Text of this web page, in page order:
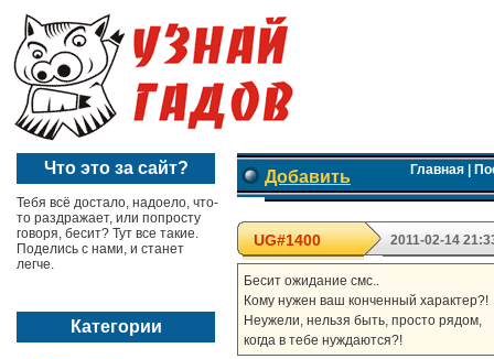
Что это за сайт?
Тебя всё достало, надоело, что-
то раздражает, или попросту
говоря, бесит? Тут все такие.
Поделись с нами, и станет
легче.
Категории
Добавить Главная|
UG#1400 2011-02-14
Бесит ожидание смс..
Кому нужен ваш конченный характер?!
Неужели, нельзя быть, просто рядом,
когда в тебе нуждаются?!